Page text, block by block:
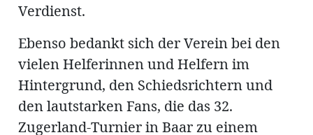
Verdienst.
Ebenso bedankt sich der Verein bei den
vielen Helferinnen und Helfern im
Hintergrund, den Schiedsrichtern und
den lautstarken Fans, die das 32.
Zugerland-Turnier in Baar zu einem